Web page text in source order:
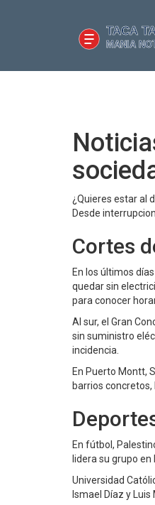
¿Quieres estar al
Desde
Cortes
En los últimos
quedar sin
para conocer
Al sur, el Gran
sin suministro
incidencia.
En Puerto Montt,
barrios
En fútbol,
lidera su grupo
Universidad
Ismael Díaz y